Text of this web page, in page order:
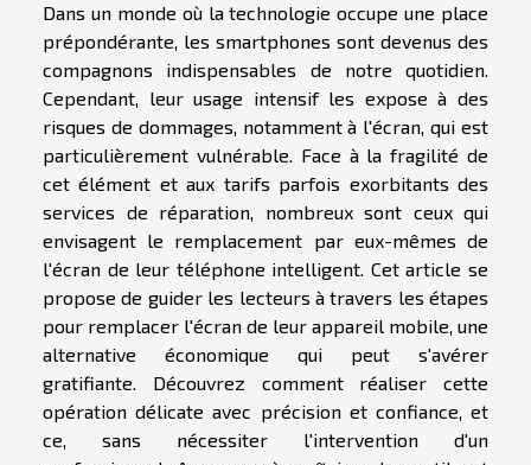
Dans un monde où la technologie occupe une place
prépondérante, les smartphones sont devenus des
compagnons indispensables de notre quotidien.
Cependant, leur usage intensif les expose à des
risques de dommages, notamment à l'écran, qui est
particulièrement vulnérable. Face à la fragilité de
cet élément et aux tarifs parfois exorbitants des
services de réparation, nombreux sont ceux qui
envisagent le remplacement par eux-mêmes de
l'écran de leur téléphone intelligent. Cet article se
propose de guider les lecteurs à travers les étapes
pour remplacer l'écran de leur appareil mobile, une
alternative économique qui peut s'avérer
gratifiante. Découvrez comment réaliser cette
opération délicate avec précision et confiance, et
ce, sans nécessiter l'intervention d'un